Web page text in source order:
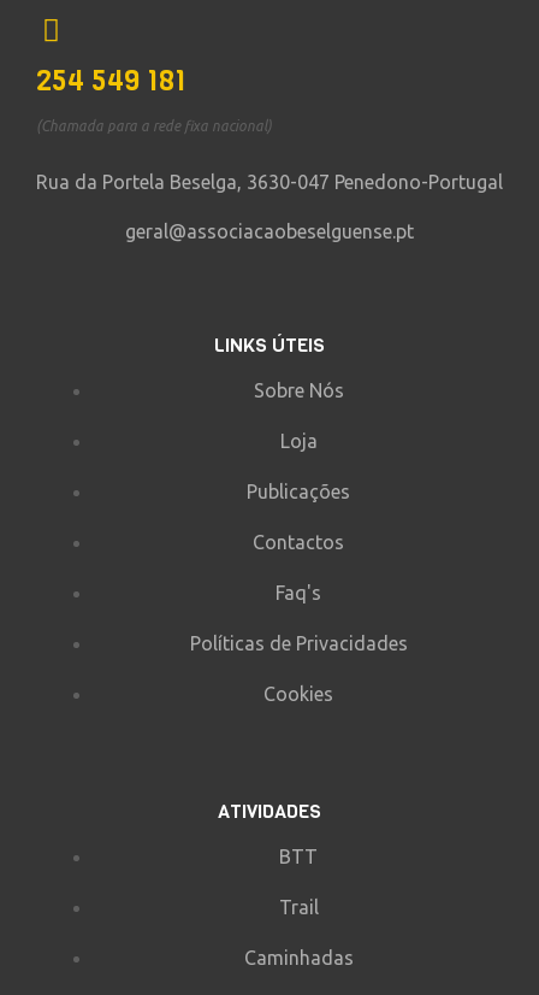
254 549 181
(Chamada para a rede fixa nacional)
Rua da Portela Beselga, 3630-047 Penedono-Portugal
geral@associacaobeselguense.pt
LINKS ÚTEIS
Sobre Nós
Loja
Publicações
Contactos
Faq's
Políticas de Privacidades
Cookies
ATIVIDADES
BTT
Trail
Caminhadas